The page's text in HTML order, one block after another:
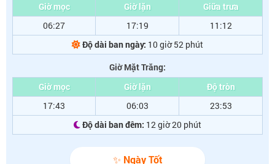
Giờ mọc
Giờ lặn
Giữa trưa
06:27
17:19
11:12
Độ dài ban ngày: 10 giờ 52 phút
Giờ Mặt Trăng:
Giờ mọc
Giờ lặn
Độ tròn
17:43
06:03
23:53
Độ dài ban đêm: 12 giờ 20 phút
✨ Ngày Tốt